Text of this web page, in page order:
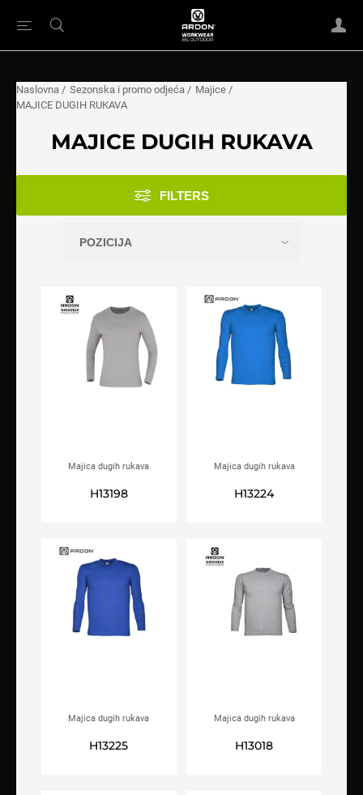
Naslovna / Sezonska i promo odjeća / Majice /
MAJICE DUGIH RUKAVA
MAJICE DUGIH RUKAVA
FILTERS
Majica dugih rukava
H13198
Majica dugih rukava
H13224
Majica dugih rukava
H13225
Majica dugih rukava
H13018